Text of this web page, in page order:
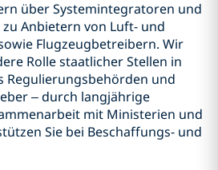
über Systemintegratoren und
Anbietern von Luft- und
Flugzeugbetreibern. Wir
Rolle staatlicher Stellen in
Regulierungsbehörden und
– durch langjährige
mit Ministerien und
Sie bei Beschaffungs- und